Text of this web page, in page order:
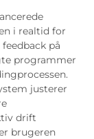
i realtid for
på
programmer
justerer
drift
brugeren